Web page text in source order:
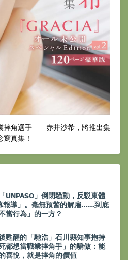
摔角選手——赤井沙希，將推出集
真集！
UNPASO」倒閉騷動，反駁東體
報導」。毫無預警的解雇……到底
當行為」的一方？
甦醒的「馳浩」石川縣知事抱持
都想當職業摔角手」的驕傲：能
喜悅，就是摔角的價值